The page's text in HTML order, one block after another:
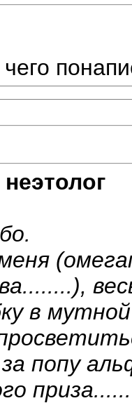
неэтолог
в
попу